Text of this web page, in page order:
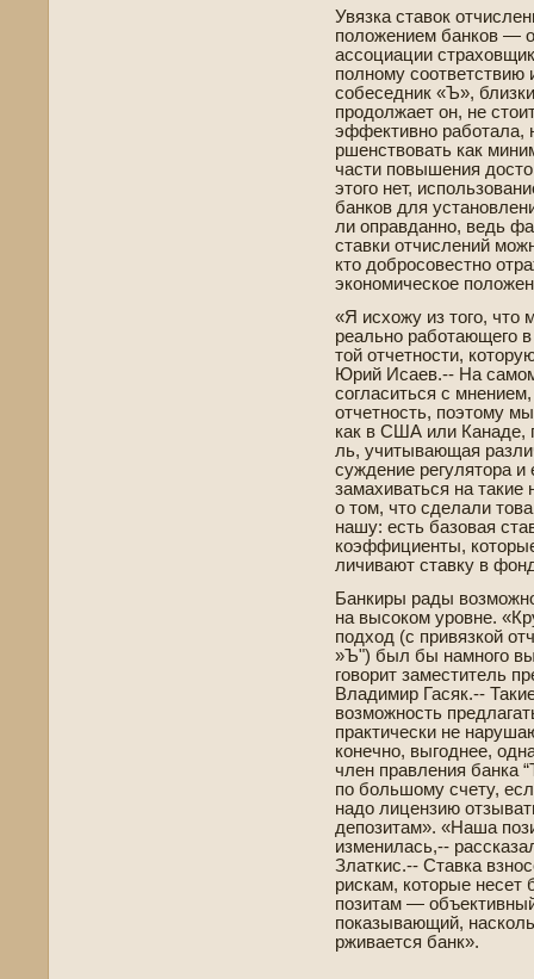
Увязка ставок
положением банков —
ассоциации
полному соотве­тствию
собеседник «Ъ»,
продолжает он, не
эффективно работала,
ршенствовать как
части повышения
этого нет,
банков для
ли оправданно, ве­дь
ставки отчислений
кто добросове­стно
экономическое
«Я исхожу из того, что
реально работающего
той отчетности,
Юрий Исаев.-- На
согласиться с
отчетность, поэтому
как в США или Канаде­,
ль, учитывающая
сужде­ние регулятора
замахиваться на
о том, что сде­лали
нашу: есть базовая
коэффициенты,
личивают ставку в
Банкиры рады
на высоком уровне.
подход (с привязкой
»Ъ") был бы намного
говорит заместитель
Владимир Гасяк.--
возможность
практически не
конечно, выгоднее,
член правления банка
по большому счету,
надо лицензию
де­позитам». «Наша
изменилась,--
Златкис.-- Ставка
рискам, которые
позитам —
показывающий,
рживается банк».